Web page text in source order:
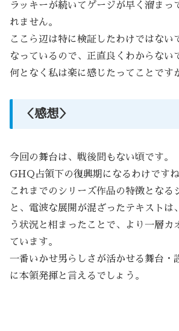
ラッキーが続いてゲージが早く溜まっ
れません。
ここら辺は特に検証したわけではない
なっているので、正直良くわからない
何となく私は楽に感じたってことです
＜感想＞
今回の舞台は、戦後間もない頃です。
GHQ占領下の復興期になるわけですね
これまでのシリーズ作品の特徴となる
と、電波な展開が混ざったテキストは
う状況と相まったことで、より一層カ
ています。
一番いかせ男らしさが活かせる舞台・
に本領発揮と言えるでしょう。